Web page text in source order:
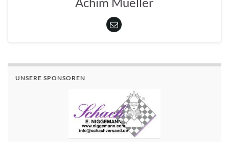
UNSERE SPONSOREN